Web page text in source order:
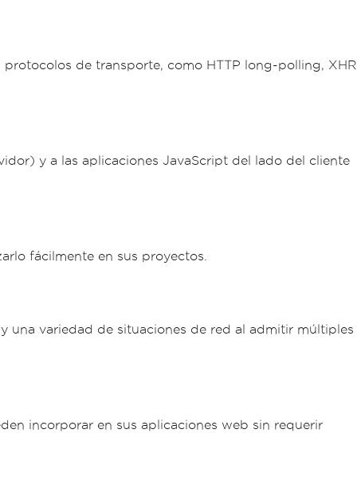
de transporte, como HTTP long-polling, XHR
y a las aplicaciones JavaScript del lado del cliente
fácilmente en sus proyectos.
una variedad de situaciones de red al admitir múltiples
incorporar en sus aplicaciones web sin requerir